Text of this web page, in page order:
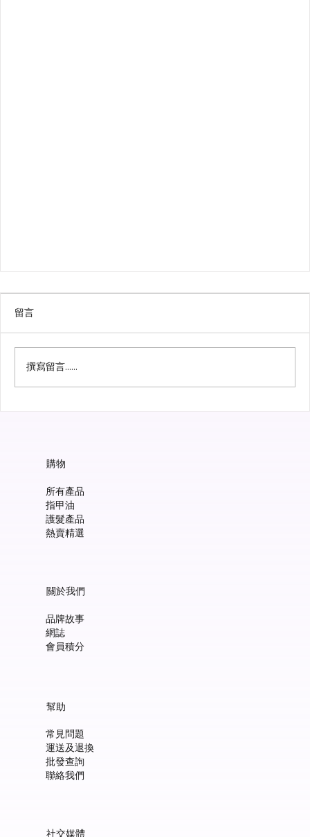
在家Gel甲無難度：Manucurist Green Flash 天
然Gel甲指甲油系列正式登場！
留言
撰寫留言......
購物
所有產品
指甲油
護髮產品
熱賣精選
關於我們
品牌故事
網誌
會員積分
幫助
常見問題
運送及退換
批發查詢
聯絡我們